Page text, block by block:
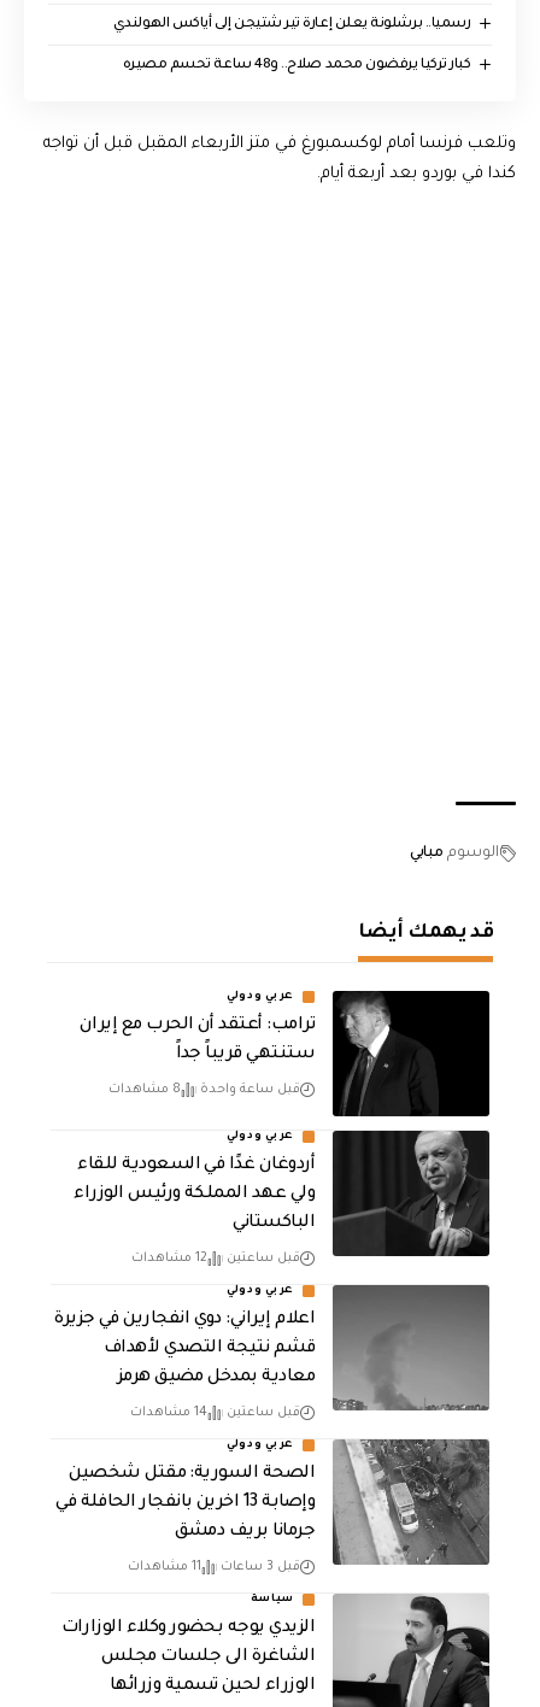
رسميا.. برشلونة يعلن إعارة تير شتيجن إلى أياكس الهولندي
كبار تركيا يرفضون محمد صلاح.. و48 ساعة تحسم مصيره
‎وتلعب فرنسا أمام لوكسمبورغ في متز الأربعاء المقبل قبل أن تواجه
كندا في بوردو بعد أربعة أيام.
الوسوم مبابي
قد يهمك أيضا
عربي ودولي
‏ترامب: أعتقد أن الحرب مع إيران
ستنتهي قريباً جداً
قبل ساعة واحدة 8 مشاهدات
عربي ودولي
أردوغان غدًا في السعودية للقاء
ولي عهد المملكة ورئيس الوزراء
الباكستاني
قبل ساعتين 12 مشاهدات
عربي ودولي
اعلام إيراني: دوي انفجارين في جزيرة
قشم نتيجة التصدي لأهداف
معادية بمدخل مضيق هرمز
قبل ساعتين 14 مشاهدات
عربي ودولي
الصحة السورية: مقتل شخصين
وإصابة 13 اخرين بانفجار الحافلة في
جرمانا بريف دمشق
قبل 3 ساعات 11 مشاهدات
سياسة
الزيدي يوجه بحضور وكلاء الوزارات
الشاغرة الى جلسات مجلس
الوزراء لحين تسمية وزرائها